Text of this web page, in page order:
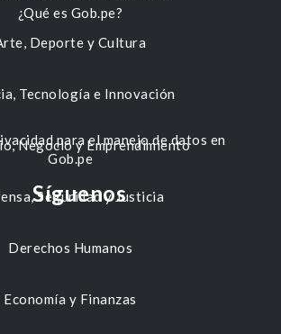
Deporte y Cultura
Tecnología e Innovación
Negocio y Emprendimiento
Seguridad y Justicia
Derechos Humanos
Economía y Finanzas
¿Qué es Gob.pe?
para el manejo de datos en
Gob.pe
Síguenos